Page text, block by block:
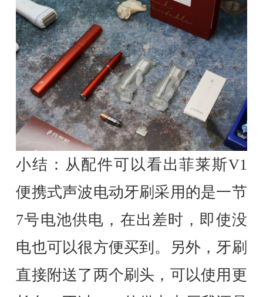
小结：从配件可以看出菲莱斯V1
便携式声波电动牙刷采用的是一节
7号电池供电，在出差时，即使没
电也可以很方便买到。另外，牙刷
直接附送了两个刷头，可以使用更